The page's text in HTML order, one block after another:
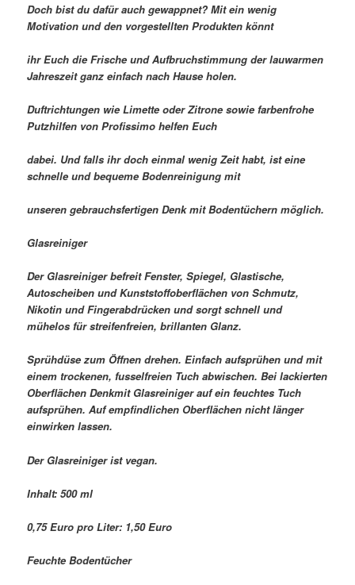
Doch bist du dafür auch gewappnet? Mit ein wenig
Motivation und den vorgestellten Produkten könnt
ihr Euch die Frische und Aufbruchstimmung der lauwarmen
Jahreszeit ganz einfach nach Hause holen.
Duftrichtungen wie Limette oder Zitrone sowie farbenfrohe
Putzhilfen von Profissimo helfen Euch
dabei. Und falls ihr doch einmal wenig Zeit habt, ist eine
schnelle und bequeme Bodenreinigung mit
unseren gebrauchsfertigen Denk mit Bodentüchern möglich.
Glasreiniger
Der Glasreiniger befreit Fenster, Spiegel, Glastische,
Autoscheiben und Kunststoffoberflächen von Schmutz,
Nikotin und Fingerabdrücken und sorgt schnell und
mühelos für streifenfreien, brillanten Glanz.
Sprühdüse zum Öffnen drehen. Einfach aufsprühen und mit
einem trockenen, fusselfreien Tuch abwischen. Bei lackierten
Oberflächen Denkmit Glasreiniger auf ein feuchtes Tuch
aufsprühen. Auf empfindlichen Oberflächen nicht länger
einwirken lassen.
Der Glasreiniger ist vegan.
Inhalt: 500 ml
0,75 Euro pro Liter: 1,50 Euro
Feuchte Bodentücher